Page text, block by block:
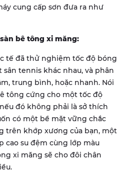
cung cấp sơn đưa ra như
bê tông xi măng:
tế đã thử nghiệm tốc độ bóng
tennis khác nhau, và phân
trung bình, hoặc nhanh. Nói
tông cứng cho một tốc độ
đó không phải là sở thích
có một bề mặt vững chắc
trên khớp xương của bạn, một
cao su đệm cùng lớp màu
xi măng sẽ cho đôi chân